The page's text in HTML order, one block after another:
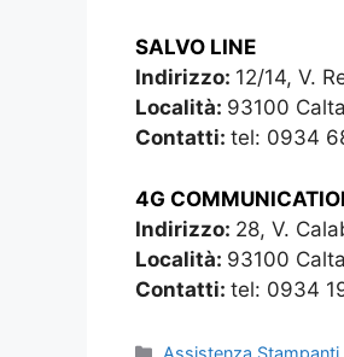
SALVO LINE
Indirizzo: 12/14, V.
Località: 93100
Contatti: tel: 0934
4G
Indirizzo: 28, V.
Località: 93100
Contatti: tel: 0934
Categorie
Assistenza Stampanti